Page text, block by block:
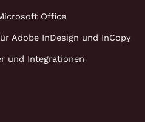
Office
Adobe InDesign und InCopy
und Integrationen